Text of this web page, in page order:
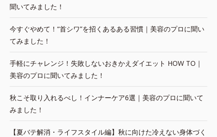
聞いてみました！
今すぐやめて！“首シワ”を招くあるある習慣｜美容のプロに聞い
てみました！
手軽にチャレンジ！失敗しないおきかえダイエット HOW TO｜
美容のプロに聞いてみました！
秋こそ取り入れるべし！インナーケア6選｜美容のプロに聞いて
みました！
【夏バテ解消・ライフスタイル編】秋に向けた冷えない身体づく